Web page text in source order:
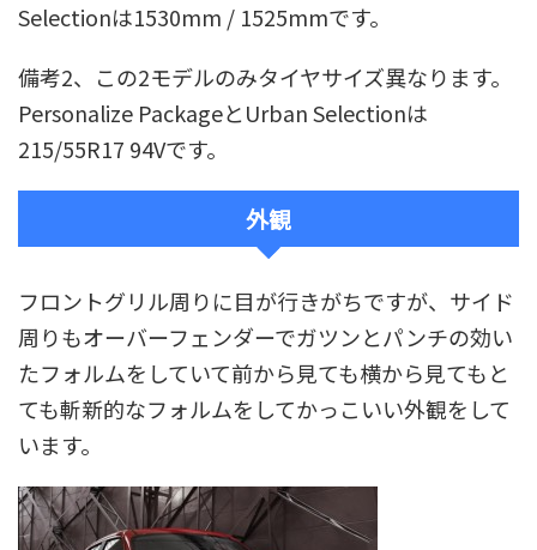
Selectionは1530mm / 1525mmです。
備考2、この2モデルのみタイヤサイズ異なります。
Personalize PackageとUrban Selectionは
215/55R17 94Vです。
外観
フロントグリル周りに目が行きがちですが、サイド
周りもオーバーフェンダーでガツンとパンチの効い
たフォルムをしていて前から見ても横から見てもと
ても斬新的なフォルムをしてかっこいい外観をして
います。